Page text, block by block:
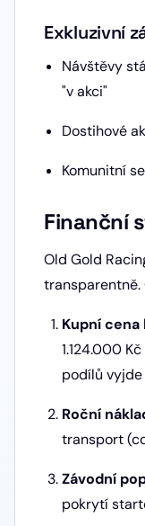
Exkluzivní
Návštěvy
"v akci"
Dostihové
Komunitní
Finanční
Old Gold
transparentně.
Kupní cena
1.124.000
podílů
Roční
transport
Závodní
pokrytí